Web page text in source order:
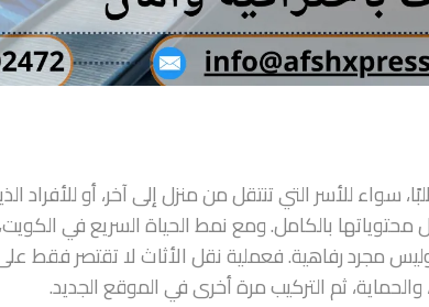
للأسر التي تنتقل من منزل إلى آخر، أو للأفراد
بالكامل. ومع نمط الحياة السريع في
مجرد رفاهية. فعملية نقل الأثاث لا تقتصر فقط
ثم التركيب مرة أخرى في الموقع الجديد.